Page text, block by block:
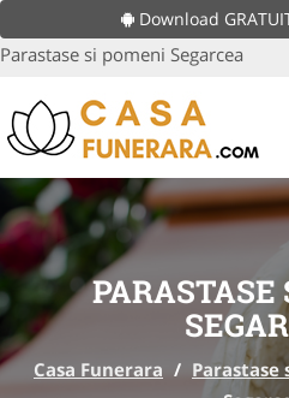
Download
Parastase si pomeni Segarcea
PARASTASE
Casa Funerara / Parastase